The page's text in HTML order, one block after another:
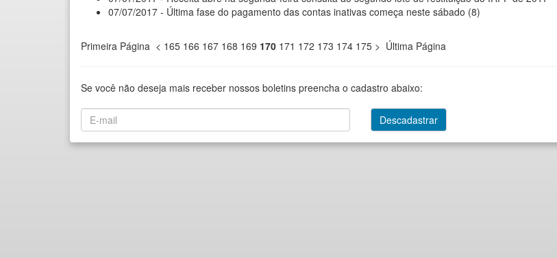
07/07/2017 - Última fase do pagamento das contas inativas começa neste sábado (8)
Primeira Página < 165 166 167 168 169 170 171 172 173 174 175 > Última Página
Se você não deseja mais receber nossos boletins preencha o cadastro abaixo: